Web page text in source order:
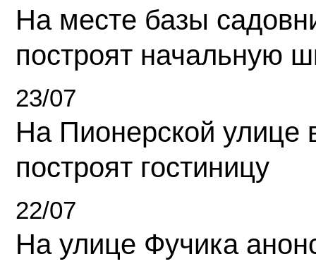
На месте базы
построят начальную
23/07
На Пионерской улице
построят гостиницу
22/07
На улице Фучика